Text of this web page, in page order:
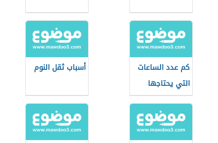
كم عدد الساعات
التي يحتاجها
الإنسان للنوم
أسباب ثقل النوم